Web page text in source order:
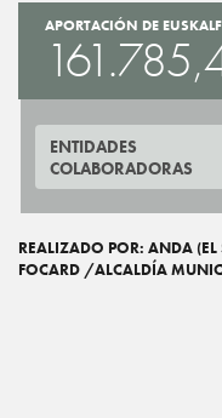
APORTACIÓN DE
ENTIDADES
COLABORADORAS
REALIZADO POR: ANDA
FOCARD /ALCALDÍA